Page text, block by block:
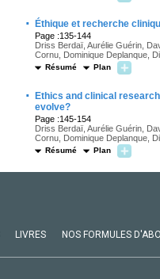
· Éthique et recherche
Page :135-144
Driss Berdaï, Aurélie Guérin,
Cornu, Dominique Deplanque,
Résumé Plan
·
Ethics and clinical
evolve?
Page :145-154
Driss Berdaï, Aurélie Guérin,
Cornu, Dominique Deplanque,
Résumé Plan
LIVRES NOS FORMULES